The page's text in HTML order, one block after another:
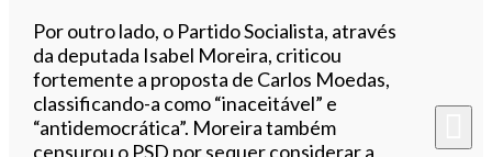
Por outro lado, o Partido Socialista, através
da deputada Isabel Moreira, criticou
fortemente a proposta de Carlos Moedas,
classificando-a como “inaceitável” e
“antidemocrática”. Moreira também
censurou o PSD por sequer considerar a